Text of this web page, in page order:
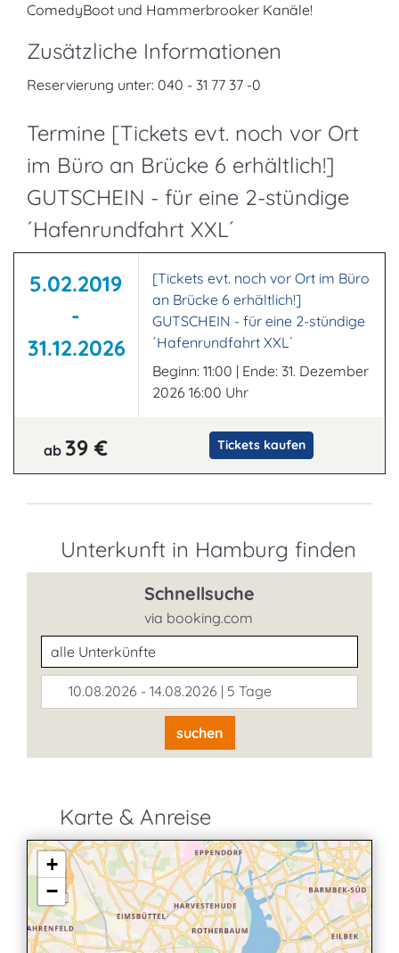
ComedyBoot und Hammerbrooker Kanäle!
Zusätzliche Informationen
Reservierung unter: 040 - 31 77 37 -0
Termine [Tickets evt. noch vor Ort
im Büro an Brücke 6 erhältlich!]
GUTSCHEIN - für eine 2-stündige
´Hafenrundfahrt XXL´
5.02.2019
-
31.12.2026
[Tickets evt. noch vor Ort im Büro
an Brücke 6 erhältlich!]
GUTSCHEIN - für eine 2-stündige
´Hafenrundfahrt XXL´
Beginn: 11:00 | Ende: 31. Dezember
2026 16:00 Uhr
ab 39 € Tickets kaufen
Unterkunft in Hamburg finden
Schnellsuche
via booking.com
Unterkunftsart
10.08.2026 - 14.08.2026 | 5 Tage
suchen
Karte & Anreise
+
−